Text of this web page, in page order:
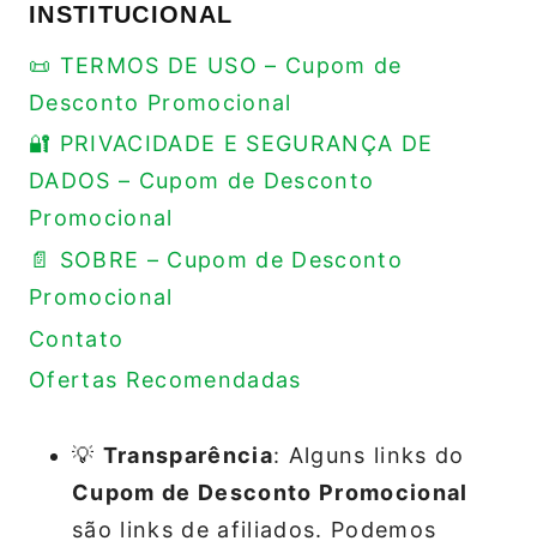
INSTITUCIONAL
📜 TERMOS DE USO – Cupom de
Desconto Promocional
🔐 PRIVACIDADE E SEGURANÇA DE
DADOS – Cupom de Desconto
Promocional
📄 SOBRE – Cupom de Desconto
Promocional
Contato
Ofertas Recomendadas
💡 Transparência: Alguns links do
Cupom de Desconto Promocional
são links de afiliados. Podemos